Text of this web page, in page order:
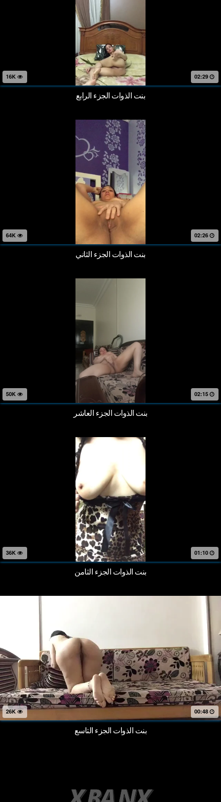
02:29
بنت الذوات الجزء الرابع
02:26
بنت الذوات الجزء الثاني
02:15
بنت الذوات الجزء العاشر
01:10
بنت الذوات الجزء الثامن
26K 00:48
بنت الذوات الجزء التاسع